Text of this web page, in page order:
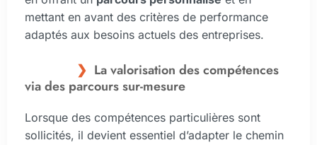
mettant en avant des critères de performance
adaptés aux besoins actuels des entreprises.
La valorisation des compétences
via des parcours sur-mesure
Lorsque des compétences particulières sont
sollicités, il devient essentiel d’adapter le chemin